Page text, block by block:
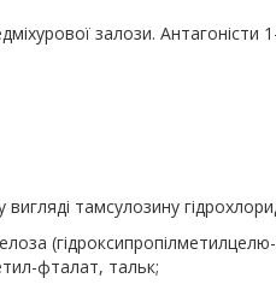
залози. Антагоністи
вигляді тамсулозину
фталат, тальк;